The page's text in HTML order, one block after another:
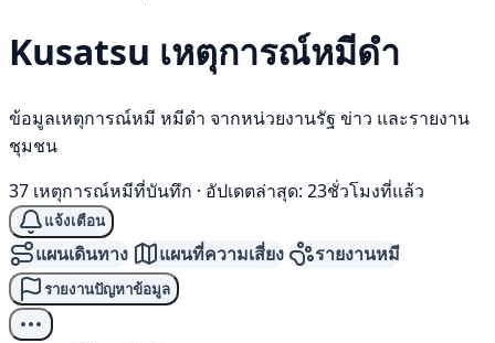
Kusatsu เหตุการณ์หมีดำ
ข้อมูลเหตุการณ์หมี หมีดำ จากหน่วยงานรัฐ ข่าว และรายงาน
ชุมชน
37 เหตุการณ์หมีที่บันทึก · อัปเดตล่าสุด: 23ชั่วโมงที่แล้ว
แจ้งเตือน
แผนเดินทาง แผนที่ความเสี่ยง รายงานหมี
รายงานปัญหาข้อมูล